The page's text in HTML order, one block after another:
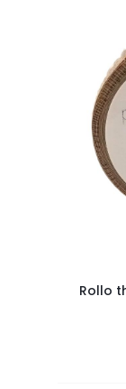
Rollo